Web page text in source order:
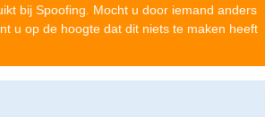
bij Spoofing. Mocht u door iemand anders
u op de hoogte dat dit niets te maken heeft